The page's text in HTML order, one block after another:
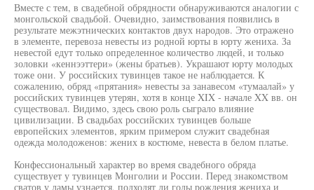
Вместе с тем, в свадебной обрядности обнаруживаются аналогии с
монгольской свадьбой. Очевидно, заимствования появились в
результате межэтнических контактов двух народов. Это отражено
в элементе, перевоза невесты из родной юрты в юрту жениха. За
невестой едут только определенное количество людей, и только
золовки «кеннээттери» (жены братьев). Украшают юрту молодых
тоже они. У российских тувинцев такое не наблюдается. К
сожалению, обряд «прятания» невесты за занавесом «тумаалай» у
российских тувинцев утерян, хотя в конце XIX - начале XX вв. он
существовал. Видимо, здесь свою роль сыграло влияние
цивилизации. В свадьбах российских тувинцев больше
европейских элементов, ярким примером служит свадебная
одежда молодоженов: жених в костюме, невеста в белом платье.
Конфессиональный характер во время свадебного обряда
существует у тувинцев Монголии и России. Перед знакомством
сватов у ламы узнается, подходят ли годы рождения жениха и